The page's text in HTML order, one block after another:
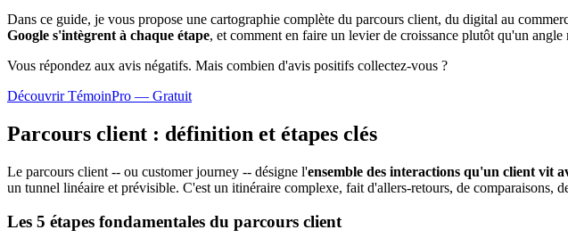
Dans ce guide, je vous propose une cartographie complète du parcours client, du digital au
Google s'intègrent à chaque étape, et comment en faire un levier de croissance plutôt qu'un angle
Vous répondez aux avis négatifs. Mais combien d'avis positifs collectez-vous ?
Découvrir TémoinPro — Gratuit
Parcours client : définition et étapes clés
Le parcours client -- ou customer journey -- désigne l'ensemble des interactions qu'un client vit
un tunnel linéaire et prévisible. C'est un itinéraire complexe, fait d'allers-retours, de comparaisons,
Les 5 étapes fondamentales du parcours client